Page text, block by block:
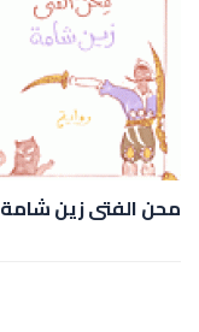
محن الفتى زين شامة